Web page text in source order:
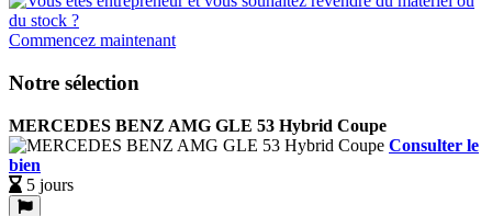
Commencez maintenant
Notre sélection
MERCEDES BENZ AMG GLE 53 Hybrid Coupe
Consulter le
bien
5 jours